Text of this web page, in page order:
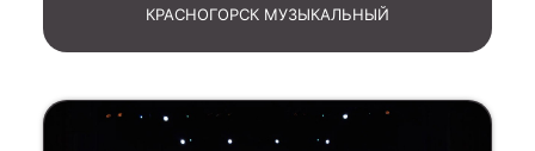
КРАСНОГОРСК МУЗЫКАЛЬНЫЙ